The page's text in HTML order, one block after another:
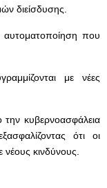
διείσδυσης.
αυτοματοποίηση που
με νέες
κυβερνοασφάλεια
ότι οι
νέους κινδύνους.